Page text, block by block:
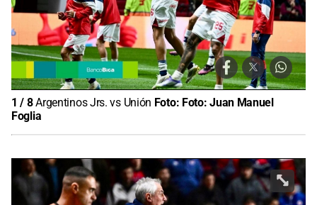
1 / 8Argentinos Jrs. vs Unión Foto: Foto: Juan Manuel
Foglia